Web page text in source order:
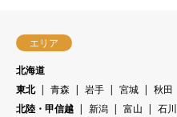
エリア
北海道
東北
青森 岩手 宮城 秋田
北陸・甲信越
新潟 富山 石川